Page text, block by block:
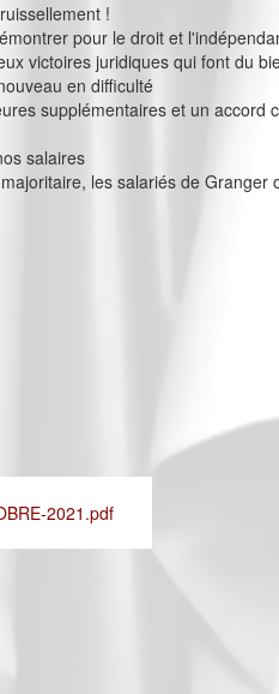
!
pour le droit et
victoires juridiques qui font du
en difficulté
supplémentaires et un accord
salaires
les salariés de Granger
2021.pdf